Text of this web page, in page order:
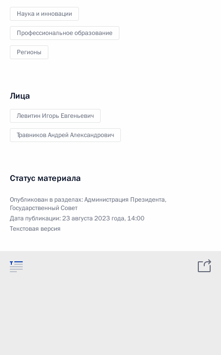
Наука и инновации
Профессиональное образование
Регионы
Лица
Левитин Игорь Евгеньевич
Травников Андрей Александрович
Статус материала
Опубликован в разделах:Администрация Президента,
Государственный Совет
Дата публикации:23 августа 2023 года, 14:00
Текстовая версия